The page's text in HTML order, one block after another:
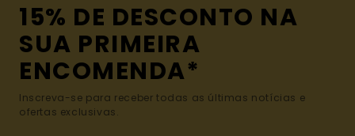
15% DE DESCONTO NA
SUA PRIMEIRA
ENCOMENDA*
Inscreva-se para receber todas as últimas notícias e
ofertas exclusivas.